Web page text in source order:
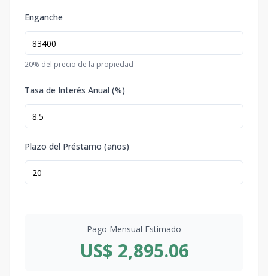
Enganche
20% del precio de la propiedad
Tasa de Interés Anual (%)
Plazo del Préstamo (años)
Pago Mensual Estimado
US$ 2,895.06